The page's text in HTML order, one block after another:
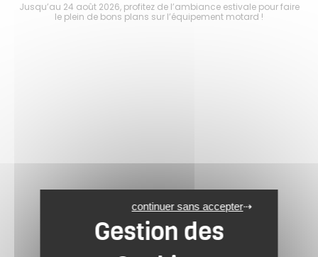
Jusqu’au 24 août 2026, profitez de l’ambiance estivale pour faire
le plein de bons plans sur l’équipement motard !
continuer sans accepter